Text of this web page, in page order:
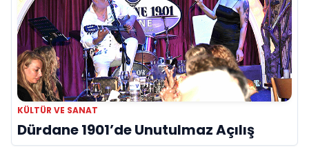
KÜLTÜR VE SANAT
Dürdane 1901’de Unutulmaz Açılış